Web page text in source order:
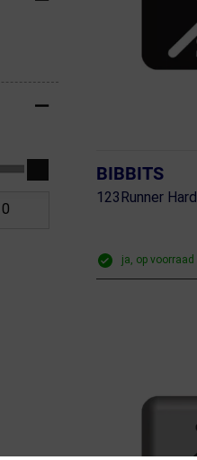
BIBBITS
123Runner
ja, op voorraad